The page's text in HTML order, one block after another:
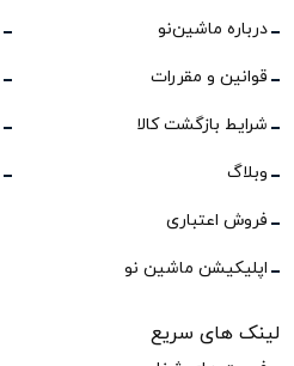
درباره ماشین‌نو
قوانین و مقررات
شرایط بازگشت کالا
وبلاگ
فروش اعتباری
اپلیکیشن ماشین نو
لینک های سریع